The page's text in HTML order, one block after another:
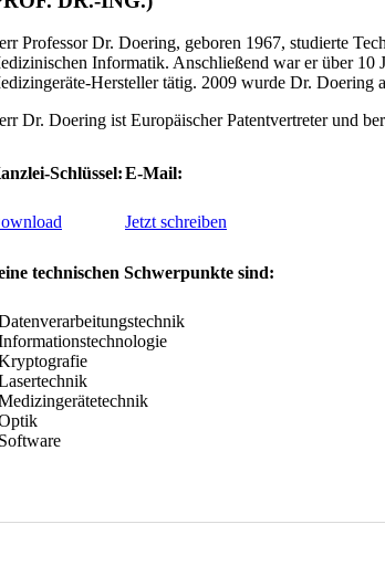
Professor Dr. Doering, geboren 1967, studierte
Informatik. Anschließend war er über
Hersteller tätig. 2009 wurde Dr. Doering
Dr. Doering ist Europäischer Patentvertreter und
Schlüssel:E-Mail:
Jetzt schreiben
technischen Schwerpunkte sind: